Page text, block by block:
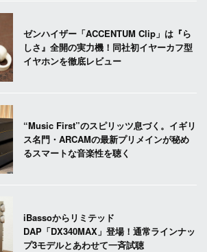
ゼンハイザー「ACCENTUM Clip」は『ら
しさ』全開の実力機！同社初イヤーカフ型
イヤホンを徹底レビュー
“Music First”のスピリッツ息づく。イギリ
ス名門・ARCAMの最新プリメインが秘め
るスマートな音楽性を聴く
iBassoからリミテッド
DAP「DX340MAX」登場！通常ラインナッ
プ3モデルとあわせて一斉試聴